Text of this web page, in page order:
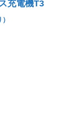
充電機T3